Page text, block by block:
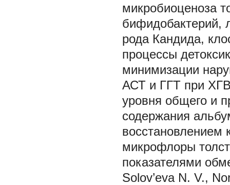
микробиоценоза
бифидобактерий,
рода Кандида,
процессы
минимизации
АСТ и ГГТ при
уровня общего и
содержания
восстановлением
микрофлоры
показателями
Solov’eva N. V.,